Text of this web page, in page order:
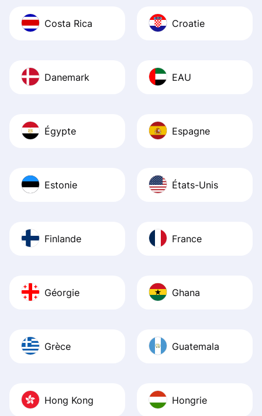
Costa Rica Croatie
Danemark EAU
Égypte Espagne
Estonie États-Unis
Finlande France
Géorgie Ghana
Grèce Guatemala
Hong Kong Hongrie